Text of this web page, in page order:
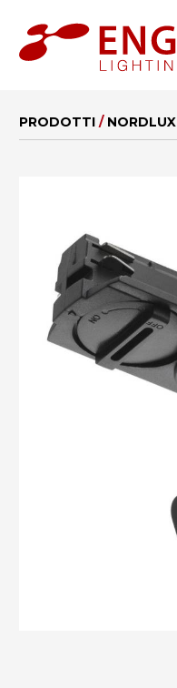
PRODOTTI / NORDLUX